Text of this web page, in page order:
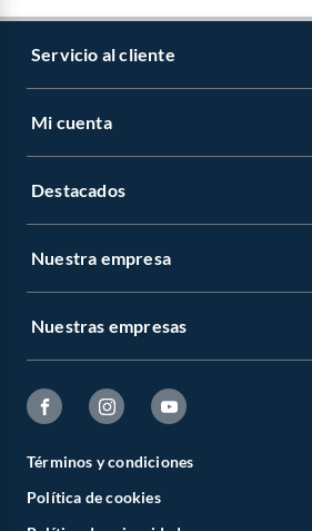
Servicio al cliente
Mi cuenta
Destacados
Nuestra empresa
Nuestras empresas
Términos y condiciones
Política de cookies